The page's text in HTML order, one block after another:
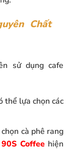
Chất
sử dụng cafe
thể lựa chọn các
cà phê rang
90S Coffeehiện